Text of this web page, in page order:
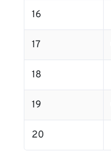
16
17
18
19
20